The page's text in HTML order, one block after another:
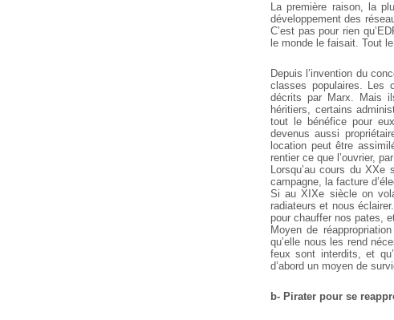
La première raison, la
développement des
C’est pas pour rien
le monde le faisait. Tout
Depuis l’invention du
classes populaires. Les
décrits par Marx. Mais
héritiers, certains
tout le bénéfice pour
devenus aussi
location peut être
rentier ce que l’ouvrier,
Lorsqu’au cours du
campagne, la facture
Si au XIXe siècle on
radiateurs et nous
pour chauffer nos pates,
Moyen de
qu’elle nous les rend
feux sont interdits, et
d’abord un moyen de
b- Pirater pour se